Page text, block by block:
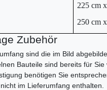
225 cm
250 cm
Zubehör
sind die im Bild
Bauteile sind bereits für Sie
benötigen Sie
im Lieferumfang enthalten.